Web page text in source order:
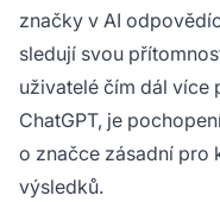
značky v AI
sledují svou
uživatelé čím dál více
ChatGPT, je
o značce zásadní pro
výsledků.